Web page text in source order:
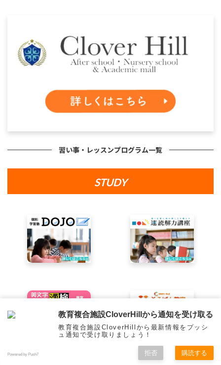
習い事・レッスンプログラム一覧
STUDY
教育複合施設CloverHillから通知を受け取る
教育複合施設CloverHillから最新情報をプッシ
ュ通知で受け取りましょう！
Powered by Push7 拒否 購読する